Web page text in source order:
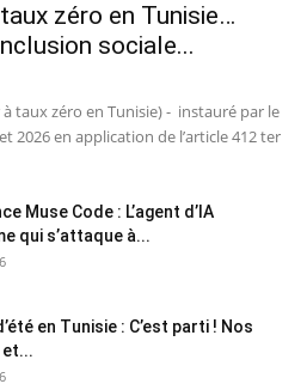
zéro en Tunisie…
sociale...
taux zéro en Tunisie) - instauré par le
2026 en application de l’article 412 ter
Muse Code : L’agent d’IA
qui s’attaque à...
en Tunisie : C’est parti ! Nos